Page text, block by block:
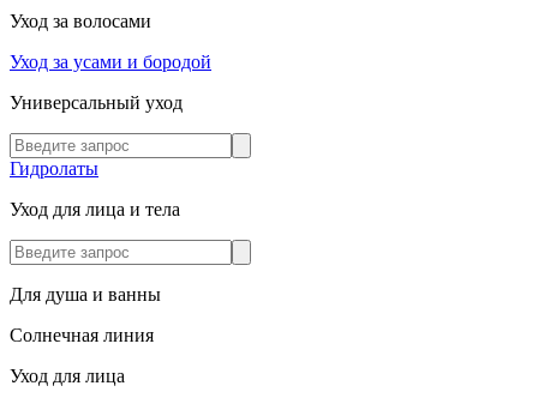
Уход за волосами
Уход за усами и бородой
Универсальный уход
Гидролаты
Уход для лица и тела
Для душа и ванны
Солнечная линия
Уход для лица